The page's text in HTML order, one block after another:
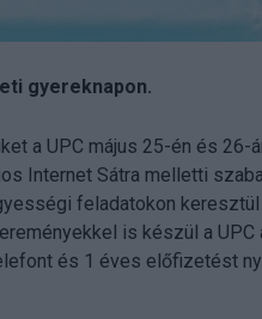
gyereknapon.
a UPC május 25-én és 26-
Internet Sátra melletti
feladatokon keresztül
is készül a UPC
és 1 éves előfizetést